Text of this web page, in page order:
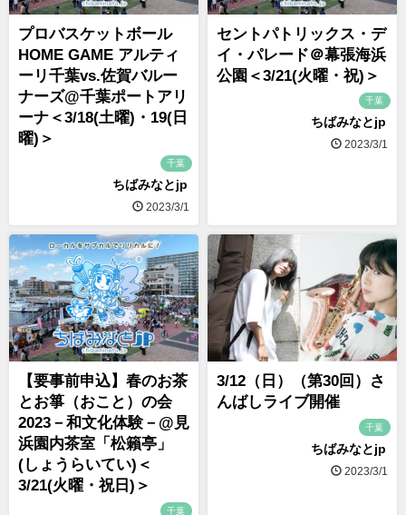
プロバスケットボール
HOME GAME アルティ
ーリ千葉vs.佐賀バルー
ナーズ@千葉ポートアリ
ーナ＜3/18(土曜)・19(日
曜)＞
千葉
ちばみなとjp
2023/3/1
セントパトリックス・デ
イ・パレード＠幕張海浜
公園＜3/21(火曜・祝)＞
千葉
ちばみなとjp
2023/3/1
【要事前申込】春のお茶
とお箏（おこと）の会
2023－和文化体験－@見
浜園内茶室「松籟亭」
(しょうらいてい)＜
3/21(火曜・祝日)＞
千葉
3/12（日）（第30回）さ
んばしライブ開催
千葉
ちばみなとjp
2023/3/1